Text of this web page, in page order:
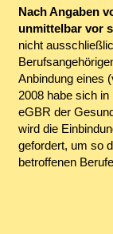
Nach Angaben
unmittelbar vor
nicht
Anbindung eines
2008 habe sich
eGBR der
wird die
gefordert, um so
betroffenen